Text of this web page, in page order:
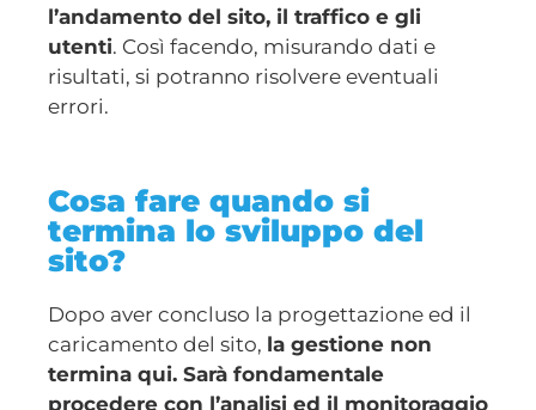
l’andamento del sito, il traffico e gli
utenti. Così facendo, misurando dati e
risultati, si potranno risolvere eventuali
errori.
Cosa fare quando si
termina lo sviluppo del
sito?
Dopo aver concluso la progettazione ed il
caricamento del sito, la gestione non
termina qui. Sarà fondamentale
procedere con l’analisi ed il monitoraggio